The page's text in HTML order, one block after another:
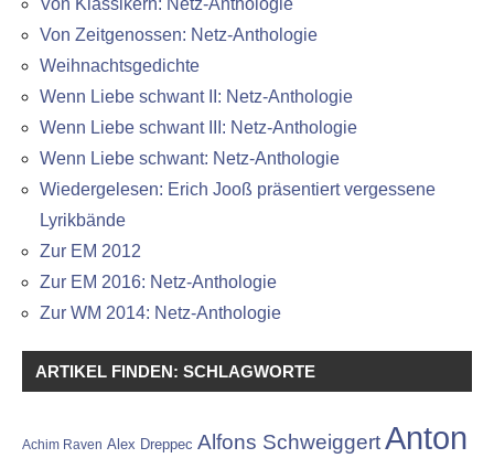
Von Klassikern: Netz-Anthologie
Von Zeitgenossen: Netz-Anthologie
Weihnachtsgedichte
Wenn Liebe schwant II: Netz-Anthologie
Wenn Liebe schwant III: Netz-Anthologie
Wenn Liebe schwant: Netz-Anthologie
Wiedergelesen: Erich Jooß präsentiert vergessene
Lyrikbände
Zur EM 2012
Zur EM 2016: Netz-Anthologie
Zur WM 2014: Netz-Anthologie
ARTIKEL FINDEN: SCHLAGWORTE
Achim Raven Alex Dreppec Alfons SchweiggertAnton